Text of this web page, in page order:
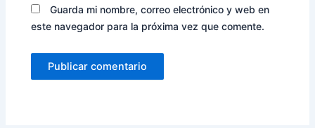
Guarda mi nombre, correo electrónico y web en
este navegador para la próxima vez que comente.